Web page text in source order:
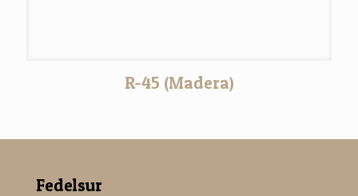
R-45 (Madera)
Fedelsur